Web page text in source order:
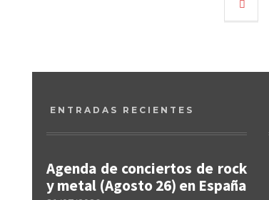
ENTRADAS RECIENTES
Agenda de conciertos de rock
y metal (Agosto 26) en España